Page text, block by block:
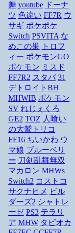
舞 youtube
ドーナ
ツ 色違い FF7R ウ
サギ ポケポケ
Switch PSVITA な
めこの巣
トロフ
ィー ポケモンGO
ポケモン ミスド
FF7R2 スタバ 31
デトロイトBH
MHWIB ポケモン
SV れじぇくろ
GE2 TOZ 人喰い
の大鷲トリコ
FF16 ちいかわ ウ
マ娘 ブルーベリ
ー 刀剣乱舞無双
マカロン MHWs
Switch2 コストコ
サクナヒメ ビル
ダーズ2 シャトレ
ーゼ PS3 テラリ
ア MHW タピオカ